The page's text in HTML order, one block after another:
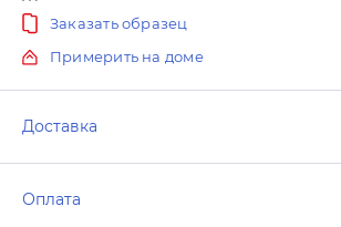
Заказать образец
Примерить на доме
Доставка
Оплата